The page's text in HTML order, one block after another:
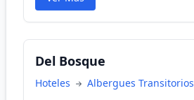
Del Bosque
Hoteles
Albergues Transitorios